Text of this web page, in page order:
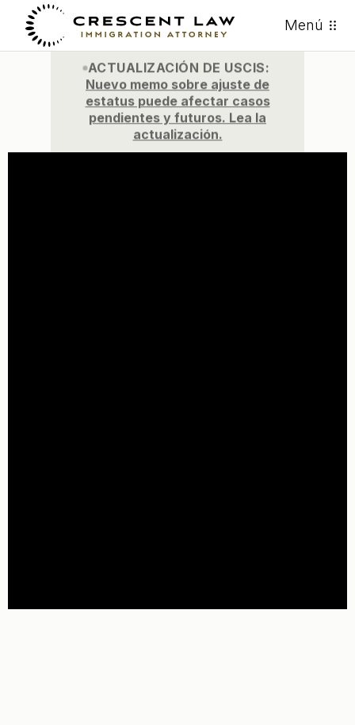
Menú
ACTUALIZACIÓN DE USCIS:
Nuevo memo sobre ajuste de
estatus puede afectar casos
pendientes y futuros. Lea la
actualización.